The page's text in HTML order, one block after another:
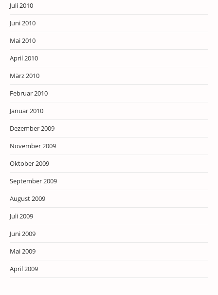
Juli 2010
Juni 2010
Mai 2010
April 2010
März 2010
Februar 2010
Januar 2010
Dezember 2009
November 2009
Oktober 2009
September 2009
August 2009
Juli 2009
Juni 2009
Mai 2009
April 2009